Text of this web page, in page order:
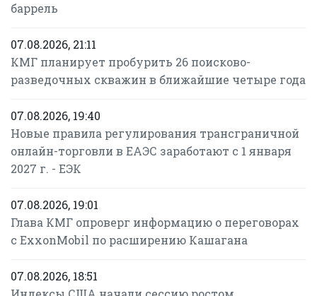
баррель
07.08.2026, 21:11
КМГ планирует пробурить 26 поисково-
разведочных скважин в ближайшие четыре года
07.08.2026, 19:40
Новые правила регулирования трансграничной
онлайн-торговли в ЕАЭС заработают с 1 января
2027 г. - ЕЭК
07.08.2026, 19:01
Глава КМГ опроверг информацию о переговорах
с ExxonMobil по расширению Кашагана
07.08.2026, 18:51